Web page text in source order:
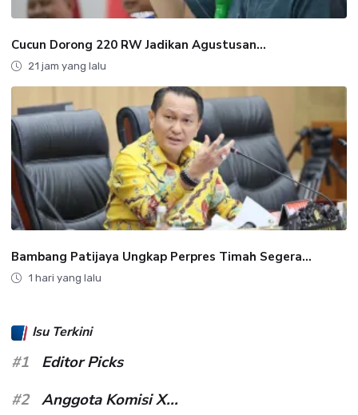
Cucun Dorong 220 RW Jadikan Agustusan...
21 jam yang lalu
Bambang Patijaya Ungkap Perpres Timah Segera...
1 hari yang lalu
Isu Terkini
#1
Editor Picks
#2
Anggota Komisi X...